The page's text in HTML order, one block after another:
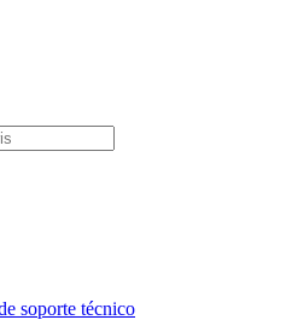
soporte técnico